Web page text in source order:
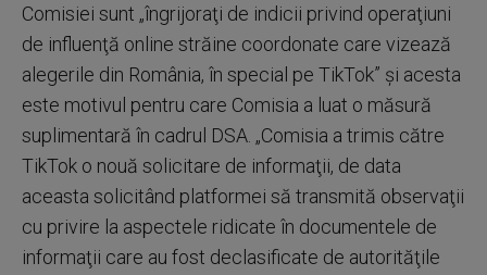
Comisiei sunt „îngrijoraţi de indicii privind operaţiuni
de influenţă online străine coordonate care vizează
alegerile din România, în special pe TikTok” şi acesta
este motivul pentru care Comisia a luat o măsură
suplimentară în cadrul DSA. „Comisia a trimis către
TikTok o nouă solicitare de informaţii, de data
aceasta solicitând platformei să transmită observaţii
cu privire la aspectele ridicate în documentele de
informaţii care au fost declasificate de autorităţile